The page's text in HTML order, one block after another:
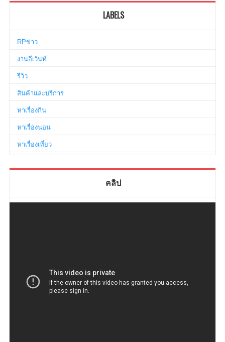
LABELS
RPข่าว
งานอีเว้นท์
รีวิว
สินค้าและบริการ
หาเรื่องกิน
หาเรื่องนอน
หาเรื่องเที่ยว
คลิป